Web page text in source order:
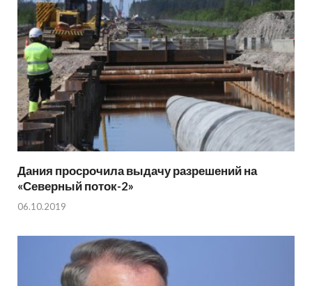
Дания просрочила выдачу разрешений на
«Северный поток-2»
06.10.2019